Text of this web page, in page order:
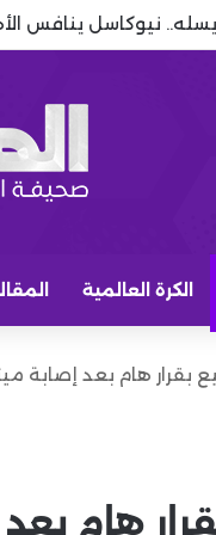
نيوكاسل ينافس
الكرة العالمية
هام بعد إصابة
هام بعد